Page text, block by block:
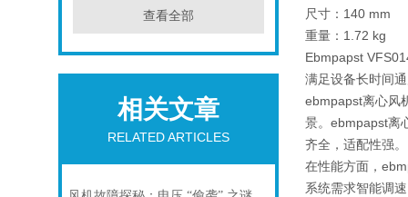
查看全部
相关文章
RELATED ARTICLES
尺寸：140 mm
重量：1.72 kg
Ebmpapst
满足设备长时间
ebmpapst离心风
景。ebmpapst离
齐全，适配性强。
在性能方面，
系统需求智能调